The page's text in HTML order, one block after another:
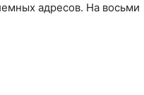
адресов. На восьми